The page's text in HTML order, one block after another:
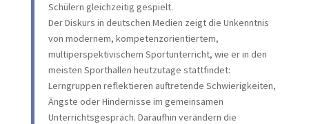
Schülern gleichzeitig gespielt.
Der Diskurs in deutschen Medien zeigt die Unkenntnis
von modernem, kompetenzorientiertem,
multiperspektivischem Sportunterricht, wie er in den
meisten Sporthallen heutzutage stattfindet:
Lerngruppen reflektieren auftretende Schwierigkeiten,
Ängste oder Hindernisse im gemeinsamen
Unterrichtsgespräch. Daraufhin verändern die